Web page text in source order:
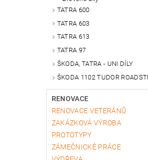
TATRA 600
TATRA 603
TATRA 613
TATRA 97
ŠKODA, TATRA - UNI DÍLY
ŠKODA 1102 TUDOR
RENOVACE
RENOVACE VETERÁNŮ
ZAKÁZKOVÁ VÝROBA
PROTOTYPY
ZÁMEČNICKÉ PRÁCE